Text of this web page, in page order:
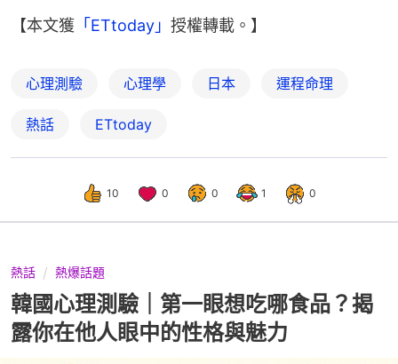
【本文獲 「ETtoday」 授權轉載。】
心理測驗 心理學 日本 運程命理
熱話 ETtoday
10 0 0 1 0
熱話 熱爆話題
韓國心理測驗｜第一眼想吃哪食品？揭
露你在他人眼中的性格與魅力